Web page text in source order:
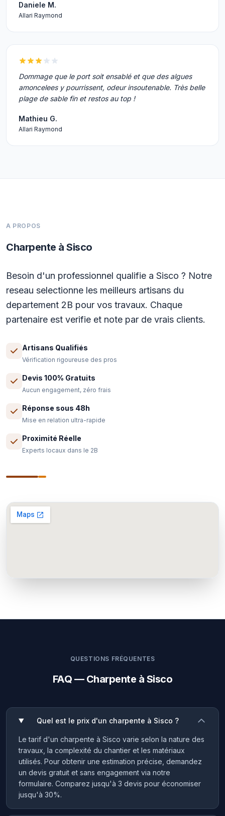
Daniele M.
Allari Raymond
Dommage que le port soit ensablé et que des algues
amoncelees y pourrissent, odeur insoutenable. Très belle
plage de sable fin et restos au top !
Mathieu G.
Allari Raymond
A PROPOS
Charpente à Sisco
Besoin d'un professionnel qualifie a Sisco ? Notre
reseau selectionne les meilleurs artisans du
departement 2B pour vos travaux. Chaque
partenaire est verifie et note par de vrais clients.
Artisans Qualifiés
Vérification rigoureuse des pros
Devis 100% Gratuits
Aucun engagement, zéro frais
Réponse sous 48h
Mise en relation ultra-rapide
Proximité Réelle
Experts locaux dans le 2B
QUESTIONS FRÉQUENTES
FAQ — Charpente à Sisco
Quel est le prix d'un charpente à Sisco ?
Le tarif d'un charpente à Sisco varie selon la nature des
travaux, la complexité du chantier et les matériaux
utilisés. Pour obtenir une estimation précise, demandez
un devis gratuit et sans engagement via notre
formulaire. Comparez jusqu'à 3 devis pour économiser
jusqu'à 30%.